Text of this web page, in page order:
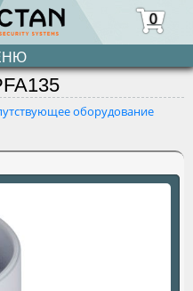
0
оборудование